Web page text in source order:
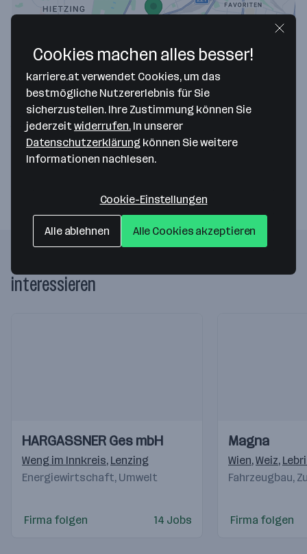
Map data ©2026 Google
Hiessberger Ing GesmbH
Breitenfurter Straße 13
1120 Wien— Route berechnen
Webseite
interessieren
Videos
Einblicke
Einblicke
HARGASSNER Ges mbH
Weng im Innkreis, Lenzing
Energiewirtschaft, Umwelt
Firma folgen 14 Jobs
Videos
Einblicke
Einblicke
Magna
Wien,Weiz,
Fahrzeugbau,
Firma folgen
Cookies machen alles besser!
karriere.at verwendet Cookies, um das
bestmögliche Nutzererlebnis für Sie
sicherzustellen. Ihre Zustimmung können Sie
jederzeit widerrufen. In unserer
Datenschutzerklärung können Sie weitere
Informationen nachlesen.
Cookie-Einstellungen
Alle ablehnen Alle Cookies akzeptieren